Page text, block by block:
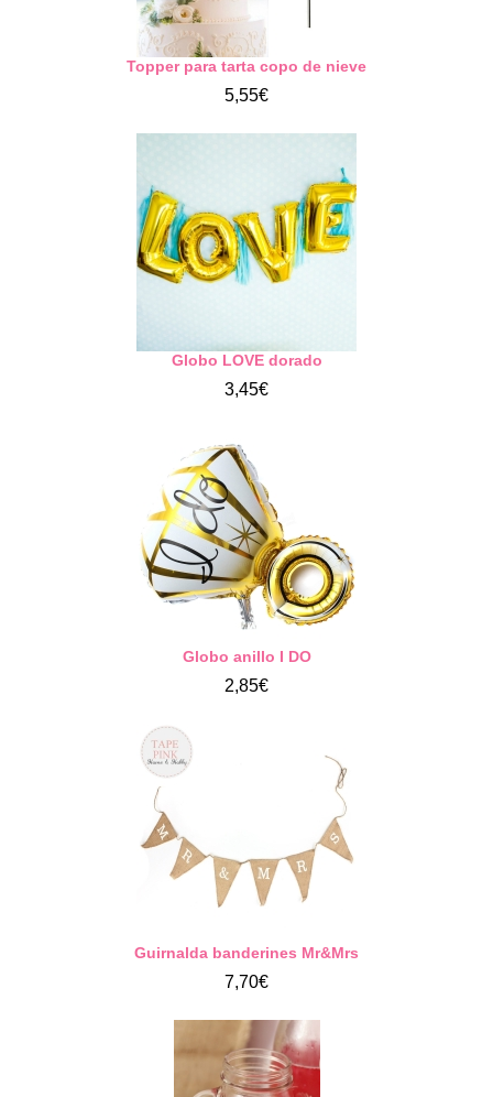
Topper para tarta copo de nieve
5,55€
Globo LOVE dorado
3,45€
Globo anillo I DO
2,85€
Guirnalda banderines Mr&Mrs
7,70€